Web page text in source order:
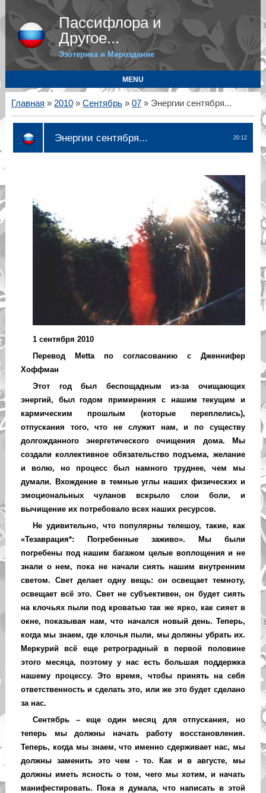
Пассифлора и
Другое...
Эзотерика и Мироздание
MENU
Главная » 2010 » Сентябрь » 07» Энергии сентября...
20:12
Энергии сентября...
1 сентября 2010
Перевод Metta по согласованию с Дженнифер
Хоффман
Этот год был беспощадным из-за очищающих
энергий, был годом примирения с нашим текущим и
кармическим прошлым (которые переплелись),
отпускания того, что не служит нам, и по существу
долгожданного энергетического очищения дома. Мы
создали коллективное обязательство подъема, желание
и волю, но процесс был намного труднее, чем мы
думали. Вхождение в темные углы наших физических и
эмоциональных чуланов вскрыло слои боли, и
вычищение их потребовало всех наших ресурсов.
Не удивительно, что популярны телешоу, такие, как
«Тезаврация*: Погребенные заживо». Мы были
погребены под нашим багажом целые воплощения и не
знали о нем, пока не начали сиять нашим внутренним
светом. Свет делает одну вещь: он освещает темноту,
освещает всё это. Свет не субъективен, он будет сиять
на клочьях пыли под кроватью так же ярко, как сияет в
окне, показывая нам, что начался новый день. Теперь,
когда мы знаем, где клочья пыли, мы должны убрать их.
Меркурий всё еще ретроградный в первой половине
этого месяца, поэтому у нас есть большая поддержка
нашему процессу. Это время, чтобы принять на себя
ответственность и сделать это, или же это будет сделано
за нас.
Сентябрь – еще один месяц для отпускания, но
теперь мы должны начать работу восстановления.
Теперь, когда мы знаем, что именно сдерживает нас, мы
должны заменить это чем - то. Как и в августе, мы
должны иметь ясность о том, чего мы хотим, и начать
манифестировать. Пока я думала, что написать в этой